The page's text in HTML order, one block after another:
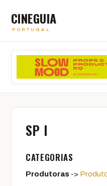
CINEGUIA
PORTUGAL
SP I
CATEGORIAS
Produtoras ->